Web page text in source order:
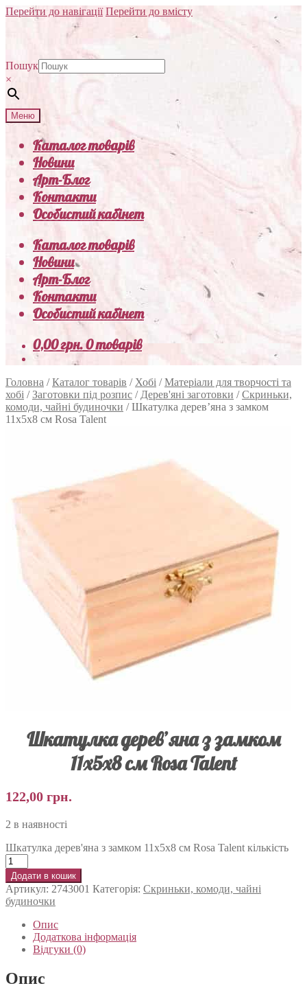
Перейти до навігації Перейти до вмісту
Пошук
×
Меню
Каталог товарів
Новини
Арт-Блог
Контакти
Особистий кабінет
Каталог товарів
Новини
Арт-Блог
Контакти
Особистий кабінет
0,00грн.0 товарів
Головна /Каталог товарів / Хобі /Матеріали для творчості та
хобі /Заготовки під розпис / Дерев'яні заготовки /Скриньки,
комоди, чайні будиночки /Шкатулка дерев’яна з замком
11х5х8 см Rosa Talent
Шкатулка дерев’яна з замком
11х5х8 см Rosa Talent
122,00 грн.
2 в наявності
Шкатулка дерев'яна з замком 11х5х8 см Rosa Talent кількість
Додати в кошик
Артикул: 2743001 Категорія: Скриньки, комоди, чайні
будиночки
Опис
Додаткова інформація
Відгуки (0)
Опис